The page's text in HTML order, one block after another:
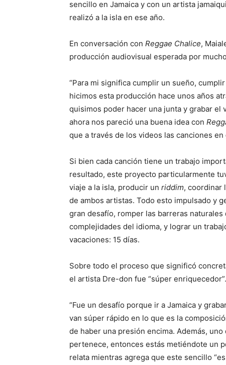
sencillo en Jamaica y con un artista
realizó a la isla en ese año.
En conversación con Reggae Chalice,
producción audiovisual esperada por
“Para mi significa cumplir un sueño,
hicimos esta producción hace unos años
quisimos poder hacer una junta y grabar el
ahora nos pareció una buena idea con
que a través de los videos las canciones
Si bien cada canción tiene un trabajo
resultado, este proyecto particularmente
viaje a la isla, producir un riddim, coordinar
de ambos artistas. Todo esto impulsado y
gran desafío, romper las barreras
complejidades del idioma, y lograr un
vacaciones: 15 días.
Sobre todo el proceso que significó
el artista Dre-don fue “súper enriquecedor”.
“Fue un desafío porque ir a Jamaica y
van súper rápido en lo que es la
de haber una presión encima. Además,
pertenece, entonces estás metiéndote un
relata mientras agrega que este sencillo